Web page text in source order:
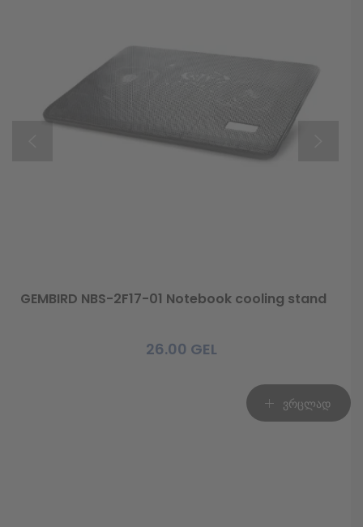
ვრცლად
GEMBIRD NBS-2F17-01 Notebook cooling stand
26.00 GEL